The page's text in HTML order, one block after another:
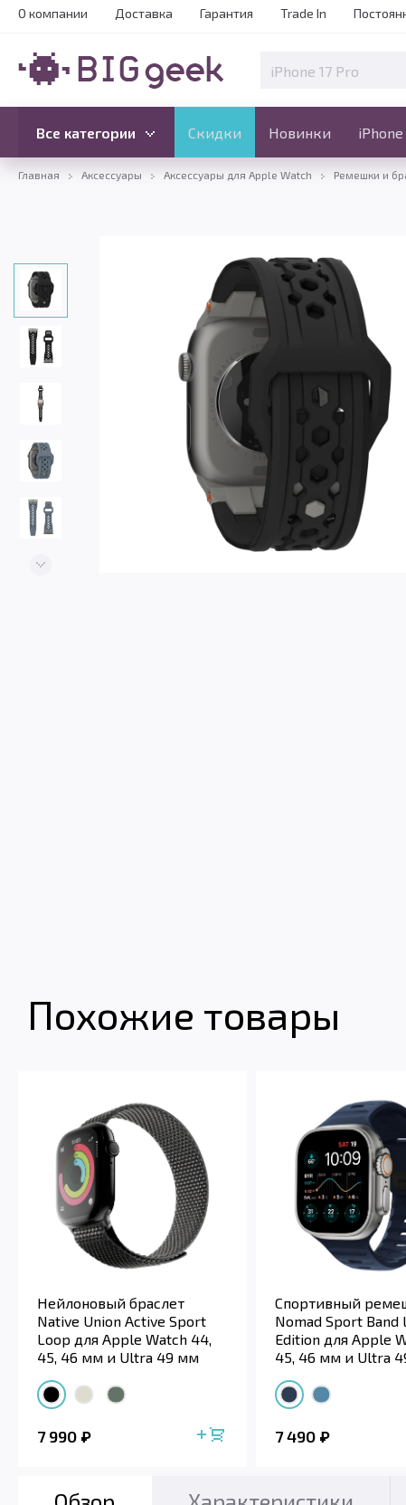
О компании Доставка Гарантия Trade In
Все категории Скидки Новинки iPhone
Скидки Новинки
Все категории
Главная Аксессуары Аксессуары для Apple Watch Ремешки и
Похожие товары
Нейлоновый браслет
Native Union Active Sport
Loop для Apple Watch 44,
45, 46 мм и Ultra 49 мм
7 990
Спортивный
Nomad Sport Band
Edition для Apple
45, 46 мм и Ultra
7 490